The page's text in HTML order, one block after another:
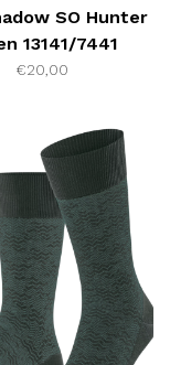
SO Hunter
13141/7441
€20,00